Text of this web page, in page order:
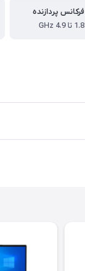
فرکانس پردازنده
1.8 تا 4.9 GHz